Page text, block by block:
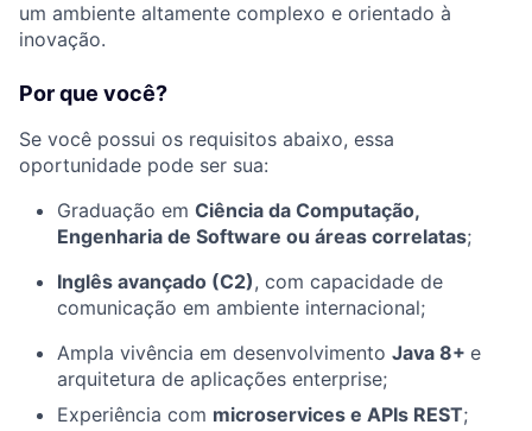
um ambiente altamente complexo e orientado à
inovação.
Por que você?
Se você possui os requisitos abaixo, essa
oportunidade pode ser sua:
Graduação em Ciência da Computação,
Engenharia de Software ou áreas correlatas;
Inglês avançado (C2), com capacidade de
comunicação em ambiente internacional;
Ampla vivência em desenvolvimento Java 8+ e
arquitetura de aplicações enterprise;
Experiência com microservices e APIs REST;